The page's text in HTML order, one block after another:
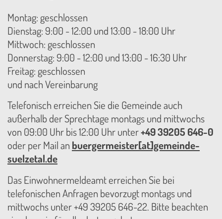
Montag: geschlossen
Dienstag: 9:00 - 12:00 und 13:00 - 18:00 Uhr
Mittwoch: geschlossen
Donnerstag: 9:00 - 12:00 und 13:00 - 16:30 Uhr
Freitag: geschlossen
und nach Vereinbarung
Telefonisch erreichen Sie die Gemeinde auch
außerhalb der Sprechtage montags und mittwochs
von 09:00 Uhr bis 12:00 Uhr unter+49 39205 646-0
oder per Mail an buergermeister[at]gemeinde-
suelzetal.de
Das Einwohnermeldeamt erreichen Sie bei
telefonischen Anfragen bevorzugt montags und
mittwochs unter +49 39205 646-22. Bitte beachten